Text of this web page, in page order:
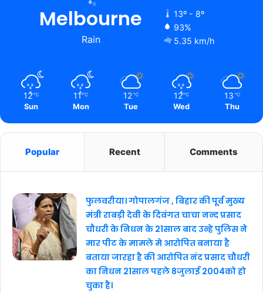
Melbourne
Rain
13º - 8º
93%
5.35 km/h
12 ℃
Sun
11 ℃
Mon
12 ℃
Tue
12 ℃
Wed
13 ℃
Thu
Popular Recent Comments
फुलवरीया। गोपालगंज , बिहार की पूर्व मुख्य
मंत्री राबड़ी देवी के दिवंगत चाचा नन्द प्रसाद
चौधरी के निधन के 21साल बाद उन्हे पुलिस ने
मार पीट के मामले मे आरोपित बनाया है
बताया जारहा है की आरोपित नंद प्रसाद चौधरी
का निधन 21साल पहले 8जुलाई 2004को हो
चुका है।